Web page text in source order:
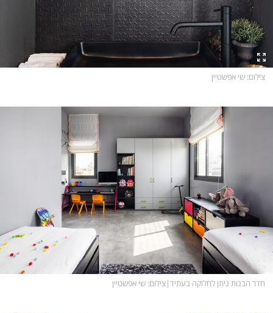
צילום: שי אפשטיין
חדר הבנות ניתן לחלוקה בעתיד|צילום: שי אפשטיין